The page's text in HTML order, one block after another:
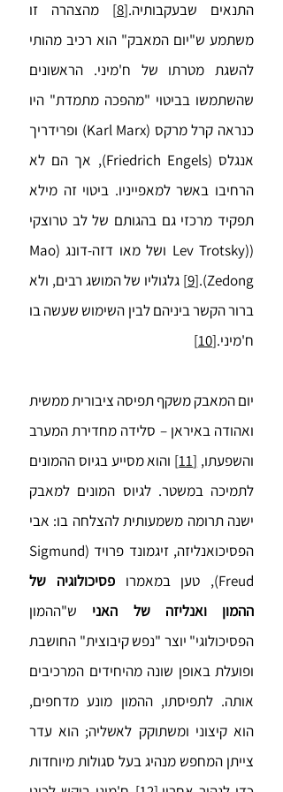
התנאים שבעקבותיה.[8]
מהצהרה זו
משתמע ש"יום המאבק" הוא רכיב מהותי
להשגת מטרתו של ח'מיני. הראשונים
שהשתמשו בביטוי "מהפכה מתמדת" היו
כנראה קרל מרקס (Karl Marx) ופרידריך
אנגלס (Friedrich Engels), אך הם לא
הרחיבו באשר למאפייניו. ביטוי זה מילא
תפקיד מרכזי גם בהגותם של לב טרוצקי
((Lev Trotsky ושל מאו דזה-דונג (Mao
Zedong).
[9]
גלגוליו של המושג רבים, ולא
ברור הקשר ביניהם לבין השימוש שעשה בו
ח'מיני.[10]
יום המאבק משקף תפיסה ציבורית ממשית
ואהודה באיראן – סלידה מחדירת המערב
והשפעתו, [11]
והוא מסייע בגיוס ההמונים
לתמיכה במשטר. לגיוס המונים למאבק
ישנה תרומה משמעותית להצלחה בו: אבי
הפסיכואנליזה, זיגמונד פרויד (Sigmund
Freud), טען במאמרו
פסיכולוגיה של
ההמון ואנליזה של האני ש"ההמון
הפסיכולוגי" יוצר "נפש קיבוצית" החושבת
ופועלת באופן שונה מהיחידים המרכיבים
אותה. לתפיסתו, ההמון מונע מדחפים,
הוא קיצוני ומשתוקק לאשליה; הוא עדר
צייתן המחפש מנהיג בעל סגולות מיוחדות